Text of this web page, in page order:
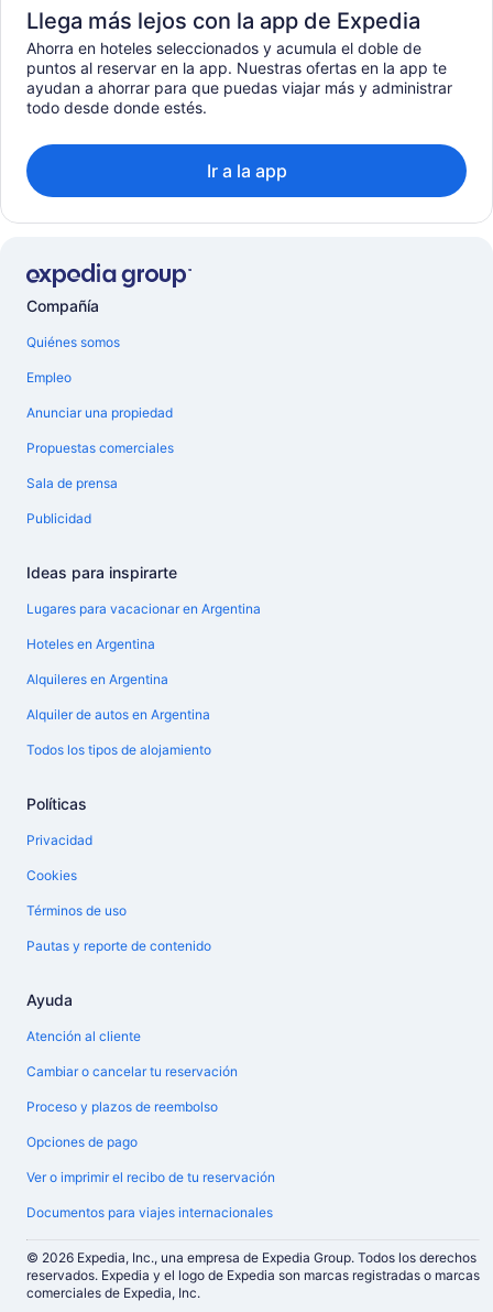
Llega más lejos con la app de Expedia
Ahorra en hoteles seleccionados y acumula el doble de
puntos al reservar en la app. Nuestras ofertas en la app te
ayudan a ahorrar para que puedas viajar más y administrar
todo desde donde estés.
Ir a la app
Compañía
Quiénes somos
Empleo
Anunciar una propiedad
Propuestas comerciales
Sala de prensa
Publicidad
Ideas para inspirarte
Lugares para vacacionar en Argentina
Hoteles en Argentina
Alquileres en Argentina
Alquiler de autos en Argentina
Todos los tipos de alojamiento
Políticas
Privacidad
Cookies
Términos de uso
Pautas y reporte de contenido
Ayuda
Atención al cliente
Cambiar o cancelar tu reservación
Proceso y plazos de reembolso
Opciones de pago
Ver o imprimir el recibo de tu reservación
Documentos para viajes internacionales
© 2026 Expedia, Inc., una empresa de Expedia Group. Todos los derechos
reservados. Expedia y el logo de Expedia son marcas registradas o marcas
comerciales de Expedia, Inc.